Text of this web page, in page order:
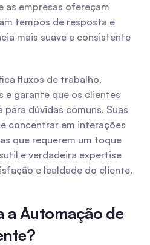
as empresas ofereçam
tempos de resposta e
mais suave e consistente
fluxos de trabalho,
e garante que os clientes
dúvidas comuns. Suas
concentrar em interações
que requerem um toque
e verdadeira expertise
e lealdade do cliente.
a Automação de